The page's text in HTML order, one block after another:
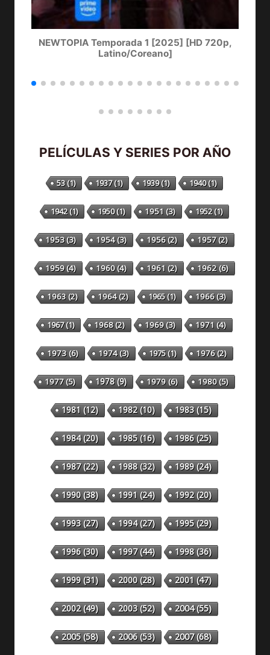
NEWTOPIA Temporada 1 [2025] [HD 720p,
Latino/Coreano]
PELÍCULAS Y SERIES POR AÑO
53(1) 1937(1) 1939(1) 1940(1)
1942(1) 1950(1) 1951 (3) 1952(1)
1953(3) 1954(3) 1956(2) 1957(2)
1959(4) 1960(4) 1961 (2) 1962(6)
1963(2) 1964(2) 1965(1) 1966(3)
1967(1) 1968(2) 1969(3) 1971 (4)
1973(6) 1974(3) 1975(1) 1976(2)
1977(5) 1978(9) 1979(6) 1980(5)
1981 (12) 1982(10) 1983(15)
1984(20) 1985(16) 1986(25)
1987(22) 1988(32) 1989(24)
1990(38) 1991 (24) 1992(20)
1993(27) 1994(27) 1995(29)
1996(30) 1997(44) 1998(36)
1999(31) 2000(28) 2001 (47)
2002(49) 2003(52) 2004(55)
2005(58) 2006(53) 2007(68)